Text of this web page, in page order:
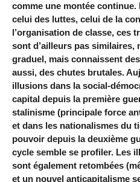
comme une montée continue.
celui des luttes, celui de la
l’organisation de classe, ces
sont d’ailleurs pas similaires,
graduel, mais connaissent
aussi, des chutes brutales.
illusions dans la social-
capital depuis la première
stalinisme (principale force
et dans les nationalismes du
pouvoir depuis la deuxième
cycle semble se profiler. Les
sont également retombées
et un nouvel anticapitalisme